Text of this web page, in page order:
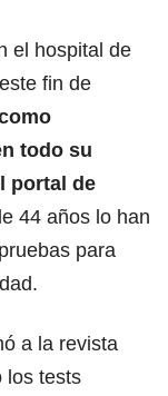
el hospital de
fin de
todo su
portal de
44 años lo han
para
a la revista
los tests